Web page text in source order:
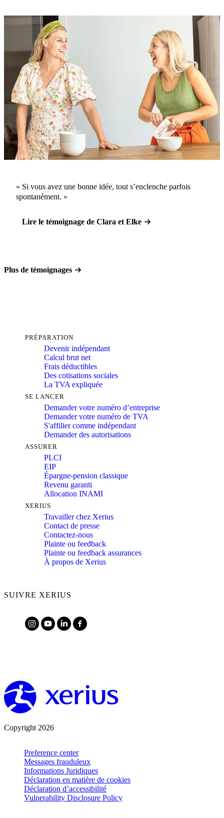
« Si vous avez une bonne idée, tout s’enclenche parfois
spontanément. »
Lire le témoignage de Clara et Elke
Plus de témoignages
PRÉPARATION
Devenir indépendant
Calcul brut net
Frais déductibles
Des cotisations sociales
La TVA expliquée
SE LANCER
Demander votre numéro d’entreprise
Demander votre numéro de TVA
S'affilier comme indépendant
Demander des autorisations
ASSURER
PLCI
EIP
Épargne-pension classique
Revenu garanti
Allocation INAMI
XERIUS
Travailler chez Xerius
Contact de presse
Contactez-nous
Plainte ou feedback
Plainte ou feedback assurances
À propos de Xerius
SUIVRE XERIUS
Copyright 2026
Preference center
Messages frauduleux
Informations Juridiques
Déclaration en matière de cookies
Déclaration d’accessibilité
Vulnerability Disclosure Policy